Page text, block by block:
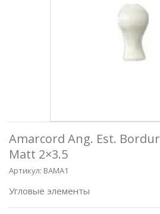
Amarcord Ang. Est.
Matt 2×3.5
Артикул: BAMA1
Угловые элементы